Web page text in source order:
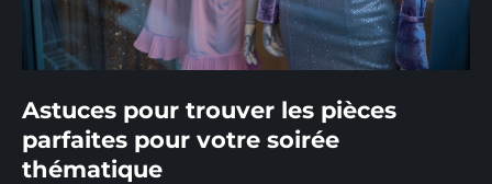
Astuces pour trouver les pièces
parfaites pour votre soirée
thématique